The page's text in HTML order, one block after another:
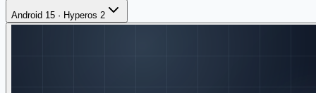
Android 15 · Hyperos 2